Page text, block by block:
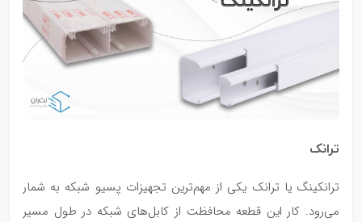
ترانک
ترانکینگ یا ترانک یکی از مهم‌ترین تجهیزات پسیو شبکه به شمار
می‌رود. کار این قطعه محافظت از کابل‌های شبکه در طول مسیر